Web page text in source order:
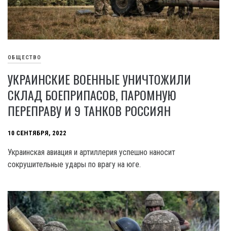
ОБЩЕСТВО
УКРАИНСКИЕ ВОЕННЫЕ УНИЧТОЖИЛИ
СКЛАД БОЕПРИПАСОВ, ПАРОМНУЮ
ПЕРЕПРАВУ И 9 ТАНКОВ РОССИЯН
10 СЕНТЯБРЯ, 2022
Украинская авиация и артиллерия успешно наносит
сокрушительные удары по врагу на юге.